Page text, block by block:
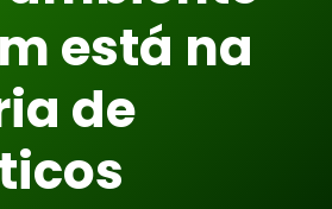
está na
de